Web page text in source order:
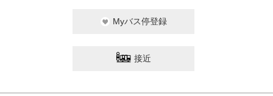
Myバス停登録
接近